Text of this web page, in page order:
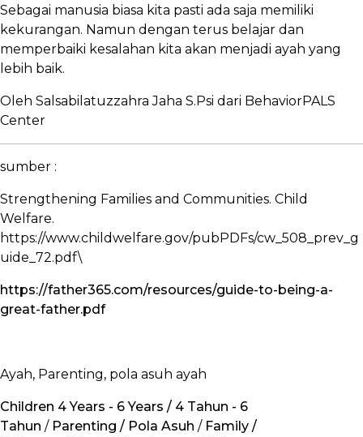
Sebagai manusia biasa kita pasti ada saja memiliki
kekurangan. Namun dengan terus belajar dan
memperbaiki kesalahan kita akan menjadi ayah yang
lebih baik.
Oleh Salsabilatuzzahra Jaha S.Psi dari BehaviorPALS
Center
sumber :
Strengthening Families and Communities. Child
Welfare.
https://www.childwelfare.gov/pubPDFs/cw_508_prev_g
uide_72.pdf\
https://father365.com/resources/guide-to-being-a-
great-father.pdf
Ayah, Parenting, pola asuh ayah
Children 4 Years - 6 Years / 4 Tahun - 6
Tahun / Parenting / Pola Asuh / Family /